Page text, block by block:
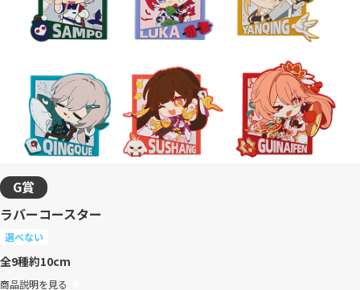
G賞
ラバーコースター
選べない
全9種約10cm
商品説明を見る